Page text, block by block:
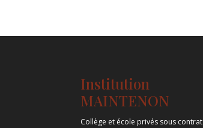
Institution
MAINTENON
Collège et école privés sous contrat